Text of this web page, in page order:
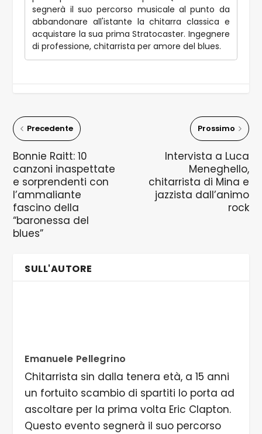
segnerà il suo percorso musicale al punto da
abbandonare all'istante la chitarra classica e
acquistare la sua prima Stratocaster. Ingegnere
di professione, chitarrista per amore del blues.
Precedente
Bonnie Raitt: 10
canzoni inaspettate
e sorprendenti con
l’ammaliante
fascino della
“baronessa del
blues”
Prossimo
Intervista a Luca
Meneghello,
chitarrista di Mina e
jazzista dall’animo
rock
SULL'AUTORE
Emanuele Pellegrino
Chitarrista sin dalla tenera età, a 15 anni
un fortuito scambio di spartiti lo porta ad
ascoltare per la prima volta Eric Clapton.
Questo evento segnerà il suo percorso